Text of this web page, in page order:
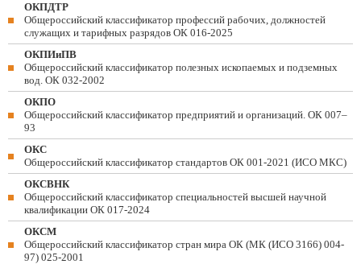
ОКПДТР
Общероссийский классификатор профессий рабочих, должностей
служащих и тарифных разрядов ОК 016-2025
ОКПИиПВ
Общероссийский классификатор полезных ископаемых и подземных
вод. ОК 032-2002
ОКПО
Общероссийский классификатор предприятий и организаций. ОК 007–
93
ОКС
Общероссийский классификатор стандартов ОК 001-2021 (ИСО МКС)
ОКСВНК
Общероссийский классификатор специальностей высшей научной
квалификации ОК 017-2024
ОКСМ
Общероссийский классификатор стран мира ОК (МК (ИСО 3166) 004-
97) 025-2001